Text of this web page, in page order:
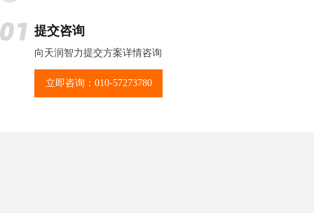
提交咨询
向天润智力提交方案详情咨询
立即咨询：010-57273780